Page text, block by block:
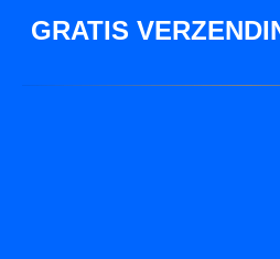
GRATIS